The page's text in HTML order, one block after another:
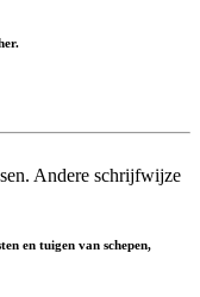
Andere schrijfwijze
en tuigen van schepen,